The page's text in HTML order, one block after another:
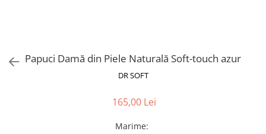
Papuci Damă din Piele Naturală Soft-touch azur
DR SOFT
165,00 Lei
Marime: